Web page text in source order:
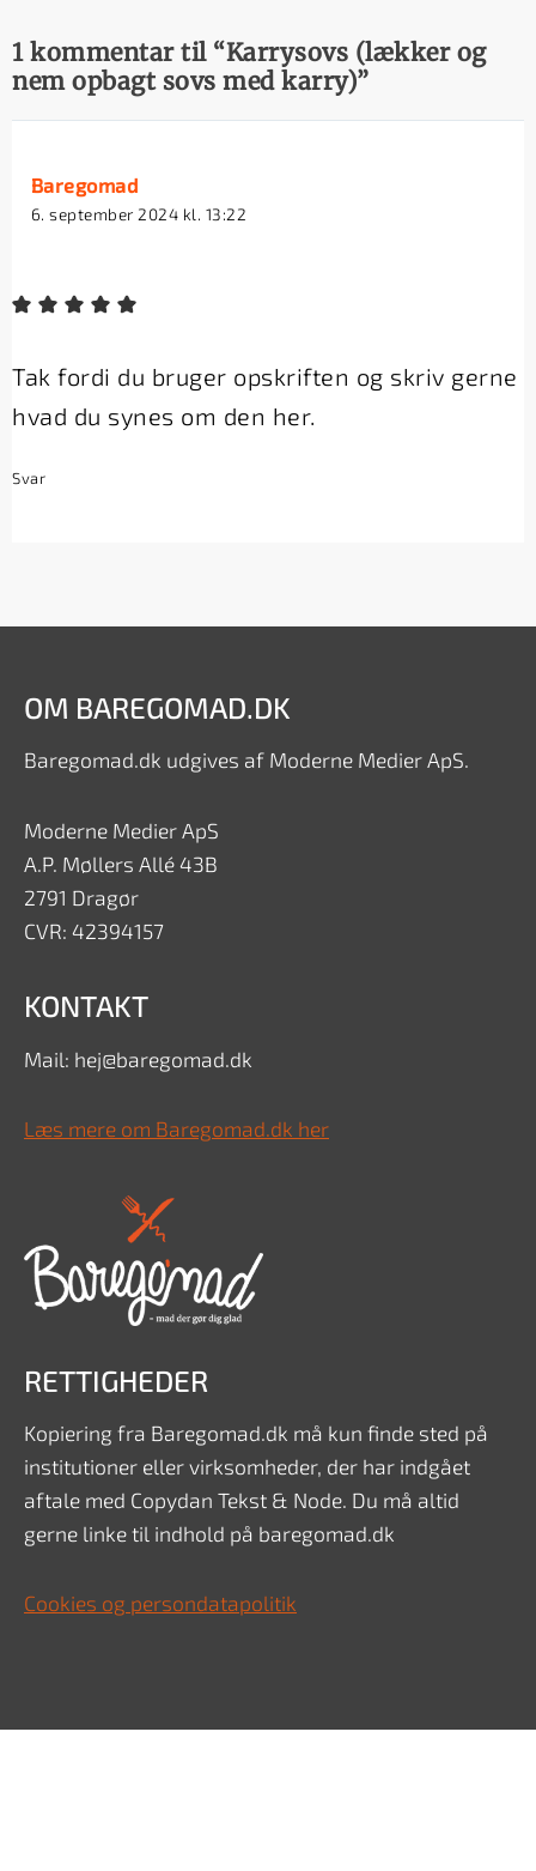
1 kommentar til “Karrysovs (lækker og
nem opbagt sovs med karry)”
Baregomad
6. september 2024 kl. 13:22
Tak fordi du bruger opskriften og skriv gerne
hvad du synes om den her.
Svar
OM BAREGOMAD.DK
Baregomad.dk udgives af Moderne Medier ApS.
Moderne Medier ApS
A.P. Møllers Allé 43B
2791 Dragør
CVR: 42394157
KONTAKT
Mail: hej@baregomad.dk
Læs mere om Baregomad.dk her
RETTIGHEDER
Kopiering fra Baregomad.dk må kun finde sted på
institutioner eller virksomheder, der har indgået
aftale med Copydan Tekst & Node. Du må altid
gerne linke til indhold på baregomad.dk
Cookies og persondatapolitik